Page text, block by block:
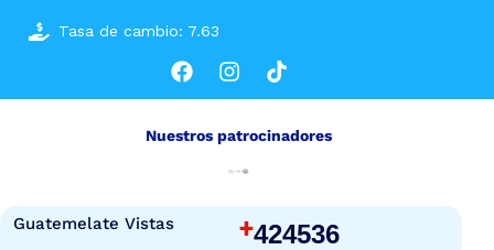
Tasa de cambio: 7.63
Guatemelate Vistas +424536
Nuestros patrocinadores